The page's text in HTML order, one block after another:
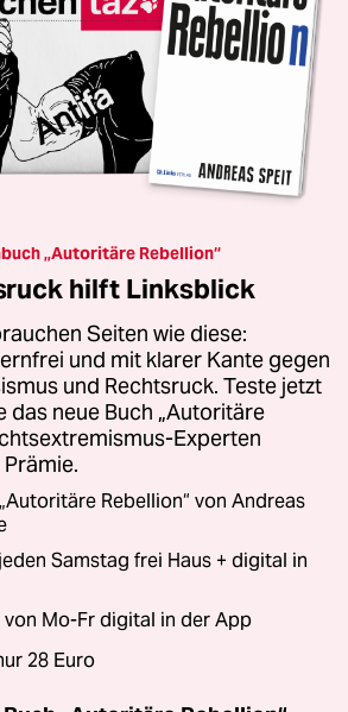
„Autoritäre Rebellion“
hilft Linksblick
Seiten wie diese:
und mit klarer Kante gegen
und Rechtsruck. Teste jetzt
das neue Buch „Autoritäre
Experten
Rebellion“ von Andreas
Samstag frei Haus + digital in
von Mo-Fr digital in der App
28 Euro